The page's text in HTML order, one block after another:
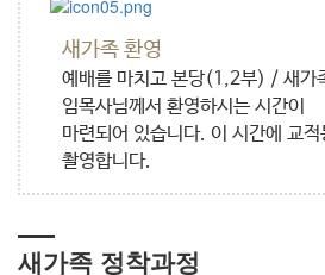
새가족 환영
예배를 마치고 본당(1,2부) / 새가
임목사님께서 환영하시는 시간이
마련되어 있습니다. 이 시간에 교
촬영합니다.
새가족 정착과정